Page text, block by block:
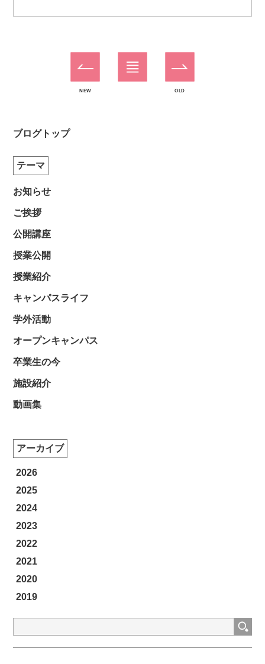
NEW OLD
ブログトップ
テーマ
お知らせ
ご挨拶
公開講座
授業公開
授業紹介
キャンパスライフ
学外活動
オープンキャンパス
卒業生の今
施設紹介
動画集
アーカイブ
2026
2025
2024
2023
2022
2021
2020
2019
索: